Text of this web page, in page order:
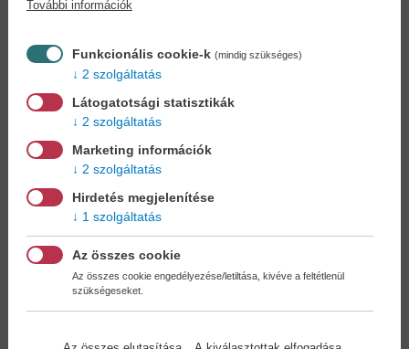
könyve beszerzését!Könyvkereső-szolgálat
Otthonában, kényelmesen
könyvet - tumultus nélkül!
Kedvezmények, nyereményjátékok,
Ön is!
A legelőnyösebb postaköltséggel
Önnek semmiféle kötelezettsége a Családi
További információk
Funkcionális cookie-k (mindig szükséges)
2 szolgáltatás
Látogatotsági statisztikák
2 szolgáltatás
Marketing információk
2 szolgáltatás
Hirdetés megjelenítése
1 szolgáltatás
Az összes cookie
Az összes cookie engedélyezése/letiltása, kivéve a feltétlenül
szükségeseket.